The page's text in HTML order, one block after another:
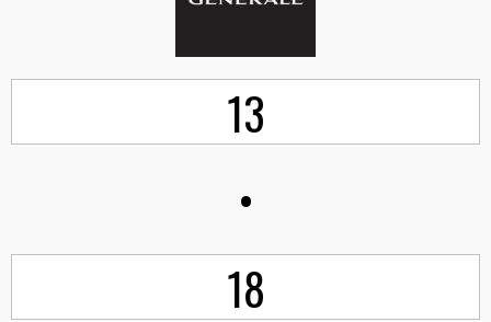
13
•
18